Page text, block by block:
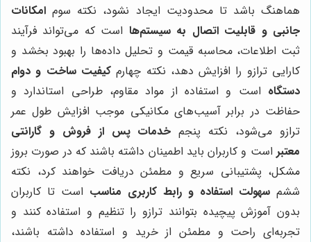
هماهنگ باشد تا محدودیت ایجاد نشود، نکته سوم امکانات
جانبی و قابلیت اتصال به سیستم‌ها است که می‌تواند فرآیند
ثبت اطلاعات، محاسبه قیمت و تحلیل داده‌ها را بهبود بخشد و
کارایی ترازو را افزایش دهد، نکته چهارم کیفیت ساخت و دوام
دستگاه است و استفاده از مواد مقاوم، طراحی استاندارد و
حفاظت در برابر آسیب‌های مکانیکی موجب افزایش طول عمر
ترازو می‌شود، نکته پنجم خدمات پس از فروش و گارانتی
معتبر است و کاربران باید اطمینان داشته باشند که در صورت بروز
مشکل، پشتیبانی سریع و مطمئن دریافت خواهند کرد، نکته
ششم سهولت استفاده و رابط کاربری مناسب است تا کاربران
بدون آموزش پیچیده بتوانند ترازو را تنظیم و استفاده کنند و
تجربه‌ای راحت و مطمئن از خرید و استفاده داشته باشند،